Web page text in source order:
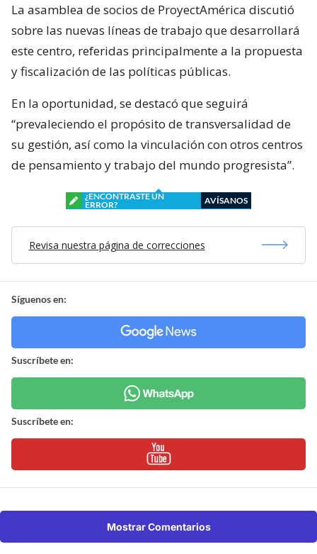
La asamblea de socios de ProyectAmérica discutió
sobre las nuevas líneas de trabajo que desarrollará
este centro, referidas principalmente a la propuesta
y fiscalización de las políticas públicas.
En la oportunidad, se destacó que seguirá
“prevaleciendo el propósito de transversalidad de
su gestión, así como la vinculación con otros centros
de pensamiento y trabajo del mundo progresista”.
¿ENCONTRASTE UN
ERROR?
AVÍSANOS
Revisa nuestra página de correcciones
Síguenos en:
Suscríbete en:
Suscríbete en:
Mostrar Comentarios